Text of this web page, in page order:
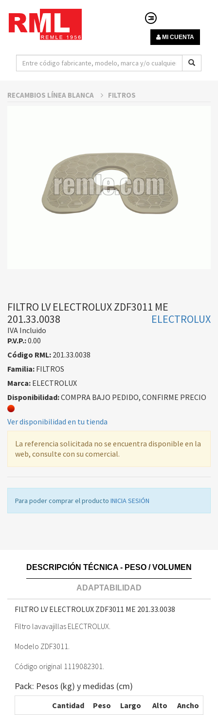
MI CUENTA
RECAMBIOS LÍNEA BLANCA FILTROS
FILTRO LV ELECTROLUX ZDF3011 ME
201.33.0038
ELECTROLUX
IVA Incluido
P.V.P.:0.00
Código RML: 201.33.0038
Familia: FILTROS
Marca: ELECTROLUX
Disponibilidad:COMPRA BAJO PEDIDO, CONFIRME PRECIO
Ver disponibilidad en tu tienda
La referencia solicitada no se encuentra disponible en la
web, consulte con su comercial.
Para poder comprar el producto INICIA SESIÓN
DESCRIPCIÓN TÉCNICA - PESO / VOLUMEN
ADAPTABILIDAD
FILTRO LV ELECTROLUX ZDF3011 ME 201.33.0038
Filtro lavavajillas ELECTROLUX.
Modelo ZDF3011.
Código original 1119082301.
Pack: Pesos (kg) y medidas (cm)
Cantidad Peso Largo Alto
Ancho